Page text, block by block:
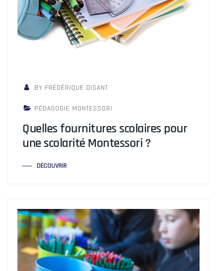
BY FRÉDÉRIQUE DISANT
PÉDAGOGIE MONTESSORI
Quelles fournitures scolaires pour
une scolarité Montessori ?
DÉCOUVRIR